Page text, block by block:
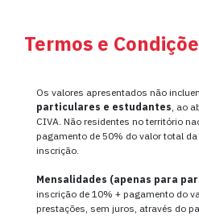
Termos e
Os valores apresentados não
particulares e estudantes, ao
CIVA. Não residentes no território
pagamento de 50% do valor total
inscrição.
Mensalidades (apenas para
inscrição de 10% + pagamento do
prestações, sem juros, através do